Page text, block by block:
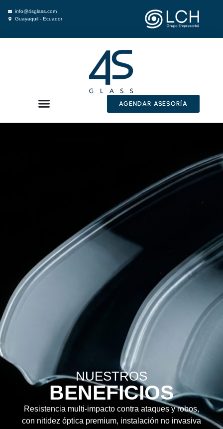
info@4sglass.com
Guayaquil - Ecuador
AGENDAR ASESORÍA
NUESTROS
BENEFICIOS
Resistencia multi-impacto contra ataques y robos,
con nitidez óptica premium, instalación no invasiva